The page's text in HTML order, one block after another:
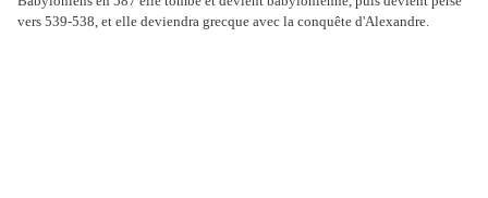
vers 539-538, et elle deviendra grecque avec la conquête d'Alexandre.